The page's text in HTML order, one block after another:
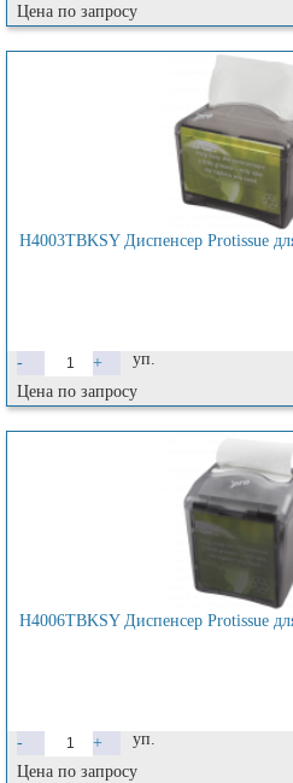
Цена по запросу
H4003TBKSY Диспенсер Protissue
- +
уп.
Цена по запросу
H4006TBKSY Диспенсер Protissue
- +
уп.
Цена по запросу